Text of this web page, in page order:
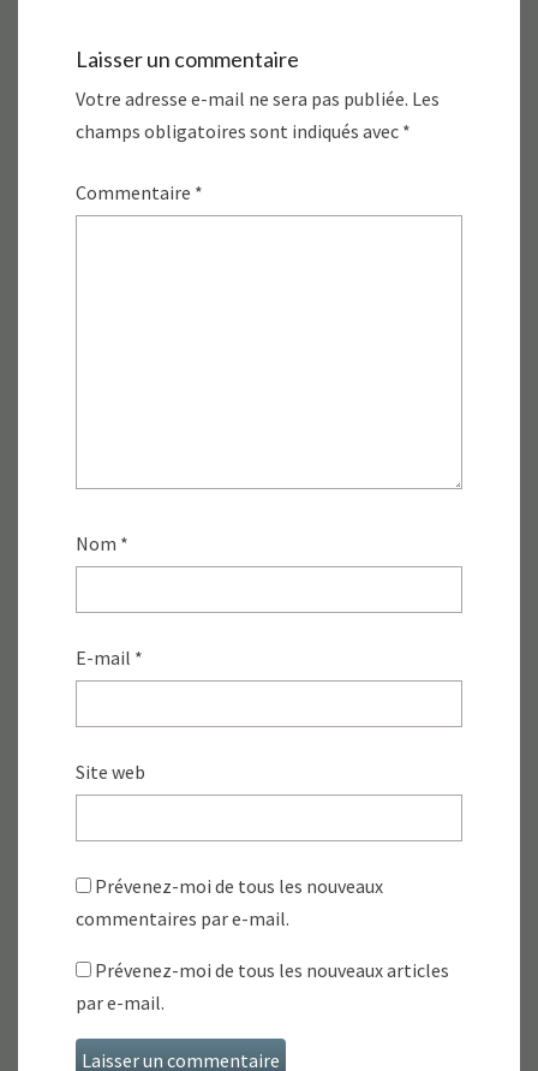
Laisser un commentaire
Votre adresse e-mail ne sera pas publiée. Les
champs obligatoires sont indiqués avec *
Commentaire *
Nom *
E-mail *
Site web
Prévenez-moi de tous les nouveaux
commentaires par e-mail.
Prévenez-moi de tous les nouveaux articles
par e-mail.